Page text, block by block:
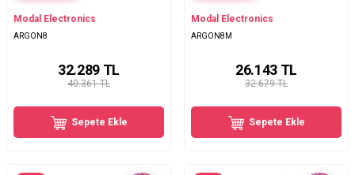
Modal Electronics
ARGON8
40.361 TL
32.289TL
Sepete Ekle
Modal Electronics
ARGON8M
32.679 TL
26.143TL
Sepete Ekle